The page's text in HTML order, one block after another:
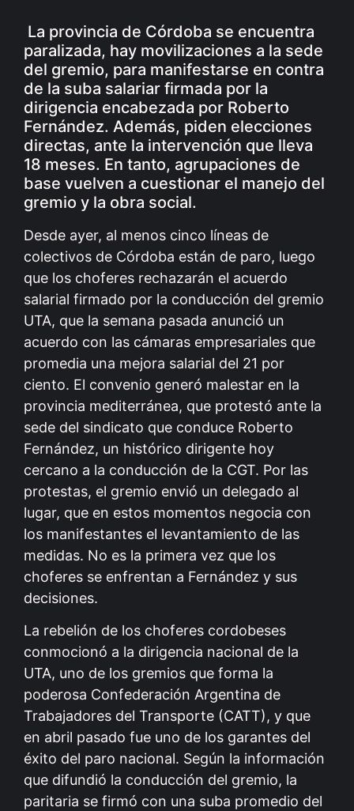
La provincia de Córdoba se encuentra
paralizada, hay movilizaciones a la sede
del gremio, para manifestarse en contra
de la suba salariar firmada por la
dirigencia encabezada por Roberto
Fernández. Además, piden elecciones
directas, ante la intervención que lleva
18 meses. En tanto, agrupaciones de
base vuelven a cuestionar el manejo del
gremio y la obra social.
Desde ayer, al menos cinco líneas de
colectivos de Córdoba están de paro, luego
que los choferes rechazarán el acuerdo
salarial firmado por la conducción del gremio
UTA, que la semana pasada anunció un
acuerdo con las cámaras empresariales que
promedia una mejora salarial del 21 por
ciento. El convenio generó malestar en la
provincia mediterránea, que protestó ante la
sede del sindicato que conduce Roberto
Fernández, un histórico dirigente hoy
cercano a la conducción de la CGT. Por las
protestas, el gremio envió un delegado al
lugar, que en estos momentos negocia con
los manifestantes el levantamiento de las
medidas. No es la primera vez que los
choferes se enfrentan a Fernández y sus
decisiones.
La rebelión de los choferes cordobeses
conmocionó a la dirigencia nacional de la
UTA, uno de los gremios que forma la
poderosa Confederación Argentina de
Trabajadores del Transporte (CATT), y que
en abril pasado fue uno de los garantes del
éxito del paro nacional. Según la información
que difundió la conducción del gremio, la
paritaria se firmó con una suba promedio del